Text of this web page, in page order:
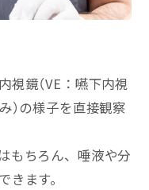
視鏡（VE：嚥下内視
）の様子を直接観察
もちろん、唾液や分
ます。